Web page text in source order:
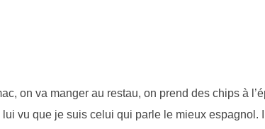
on va manger au restau, on prend des chips à
vu que je suis celui qui parle le mieux espagnol.